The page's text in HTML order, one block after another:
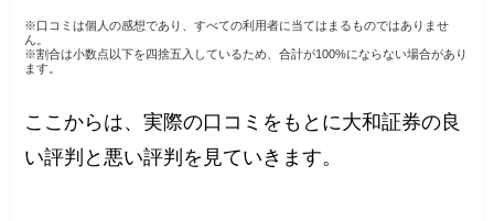
※口コミは個人の感想であり、すべての利用者に当てはまるものではありませ
ん。
※割合は小数点以下を四捨五入しているため、合計が100%にならない場合があり
ます。
ここからは、実際の口コミをもとに大和証券の良
い評判と悪い評判を見ていきます。